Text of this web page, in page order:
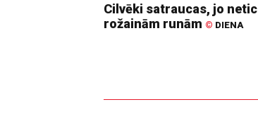
Cilvēki satraucas, jo netic
rožainām runām © DIENA